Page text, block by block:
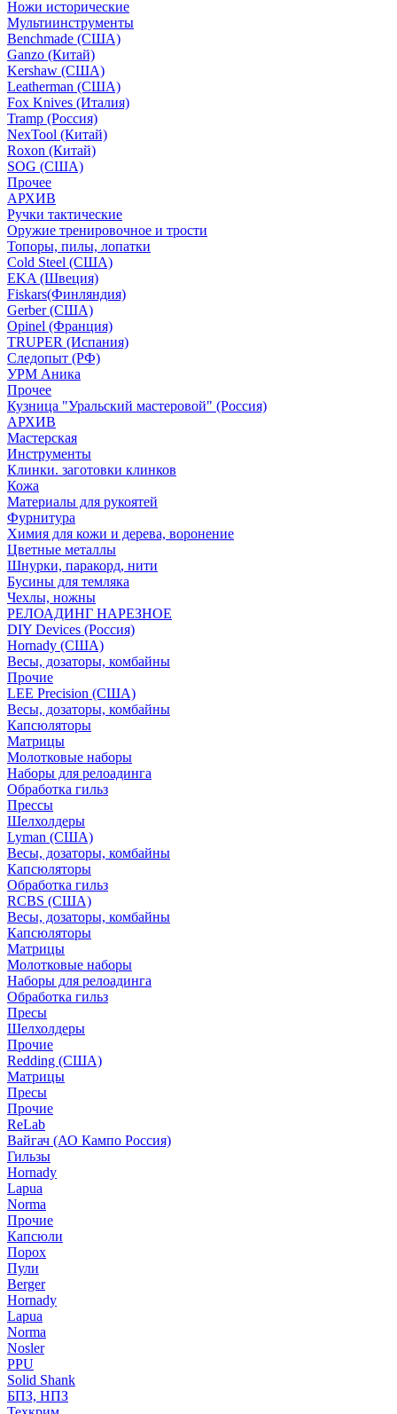
Ножи исторические
Мультиинструменты
Benchmade (США)
Ganzo (Китай)
Kershaw (США)
Leatherman (США)
Fox Knives (Италия)
Tramp (Россия)
NexTool (Китай)
Roxon (Китай)
SOG (США)
Прочее
АРХИВ
Ручки тактические
Оружие тренировочное и трости
Топоры, пилы, лопатки
Cold Steel (США)
EKA (Швеция)
Fiskars(Финляндия)
Gerber (США)
Opinel (Франция)
TRUPER (Испания)
Следопыт (РФ)
УРМ Аника
Прочее
Кузница "Уральский мастеровой" (Россия)
АРХИВ
Мастерская
Инструменты
Клинки. заготовки клинков
Кожа
Материалы для рукоятей
Фурнитура
Химия для кожи и дерева, воронение
Цветные металлы
Шнурки, паракорд, нити
Бусины для темляка
Чехлы, ножны
РЕЛОАДИНГ НАРЕЗНОЕ
DIY Devices (Россия)
Hornady (США)
Весы, дозаторы, комбайны
Прочие
LEE Precision (США)
Весы, дозаторы, комбайны
Капсюляторы
Матрицы
Молотковые наборы
Наборы для релоадинга
Обработка гильз
Преcсы
Шелхолдеры
Lyman (США)
Весы, дозаторы, комбайны
Капсюляторы
Обработка гильз
RCBS (США)
Весы, дозаторы, комбайны
Капсюляторы
Матрицы
Молотковые наборы
Наборы для релоадинга
Обработка гильз
Пресы
Шелхолдеры
Прочие
Redding (США)
Матрицы
Пресы
Прочие
ReLab
Вайгач (АО Кампо Россия)
Гильзы
Hornady
Lapua
Norma
Прочие
Капсюли
Порох
Пули
Berger
Hornady
Lapua
Norma
Nosler
PPU
Solid Shank
БПЗ, НПЗ